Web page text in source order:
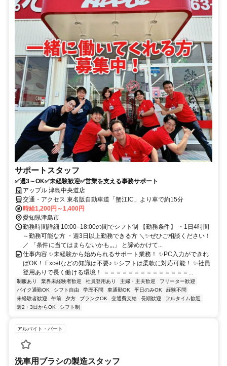
サポートスタッフ
✅週3～OK✅未経験歓迎✅営業を支える事務サポート
アップル 津島中央道店
交通・アクセス 東名阪自動車道「蟹江IC」より車で約15分
時給1,200円～1,400円
愛知県津島市
勤務時間詳細 10:00–18:00の間でシフト制 【勤務条件】 ・1日4時間
～勤務可能な方 ・週3日以上勤務できる方 ＼✨ぜひご相談ください！
／ 「条件に当てはまらないかも,,,」 と諦めかけて...
仕事内容 ✨未経験から始められるサポート業務！ ✨PC入力ができれ
ばOK！ Excelなどの知識は不要♪ ✨シフトは柔軟に対応可能！ ✨社員
登用ありで長く働ける環境！ ＝＝＝＝＝＝＝＝＝＝＝＝＝＝...
制服あり 業界未経験者歓迎 社員登用あり 主婦・主夫歓迎
フリーター歓迎
バイク通勤OK
シフト自由 学歴不問 車通勤OK 平日のみOK
経験不問
未経験者歓迎
午前 夕方 ブランクOK 交通費支給 長期歓迎
フルタイム歓迎
週2・3日からOK
シフト制
アルバイト・パート
洗車用ブラシの製造スタッフ